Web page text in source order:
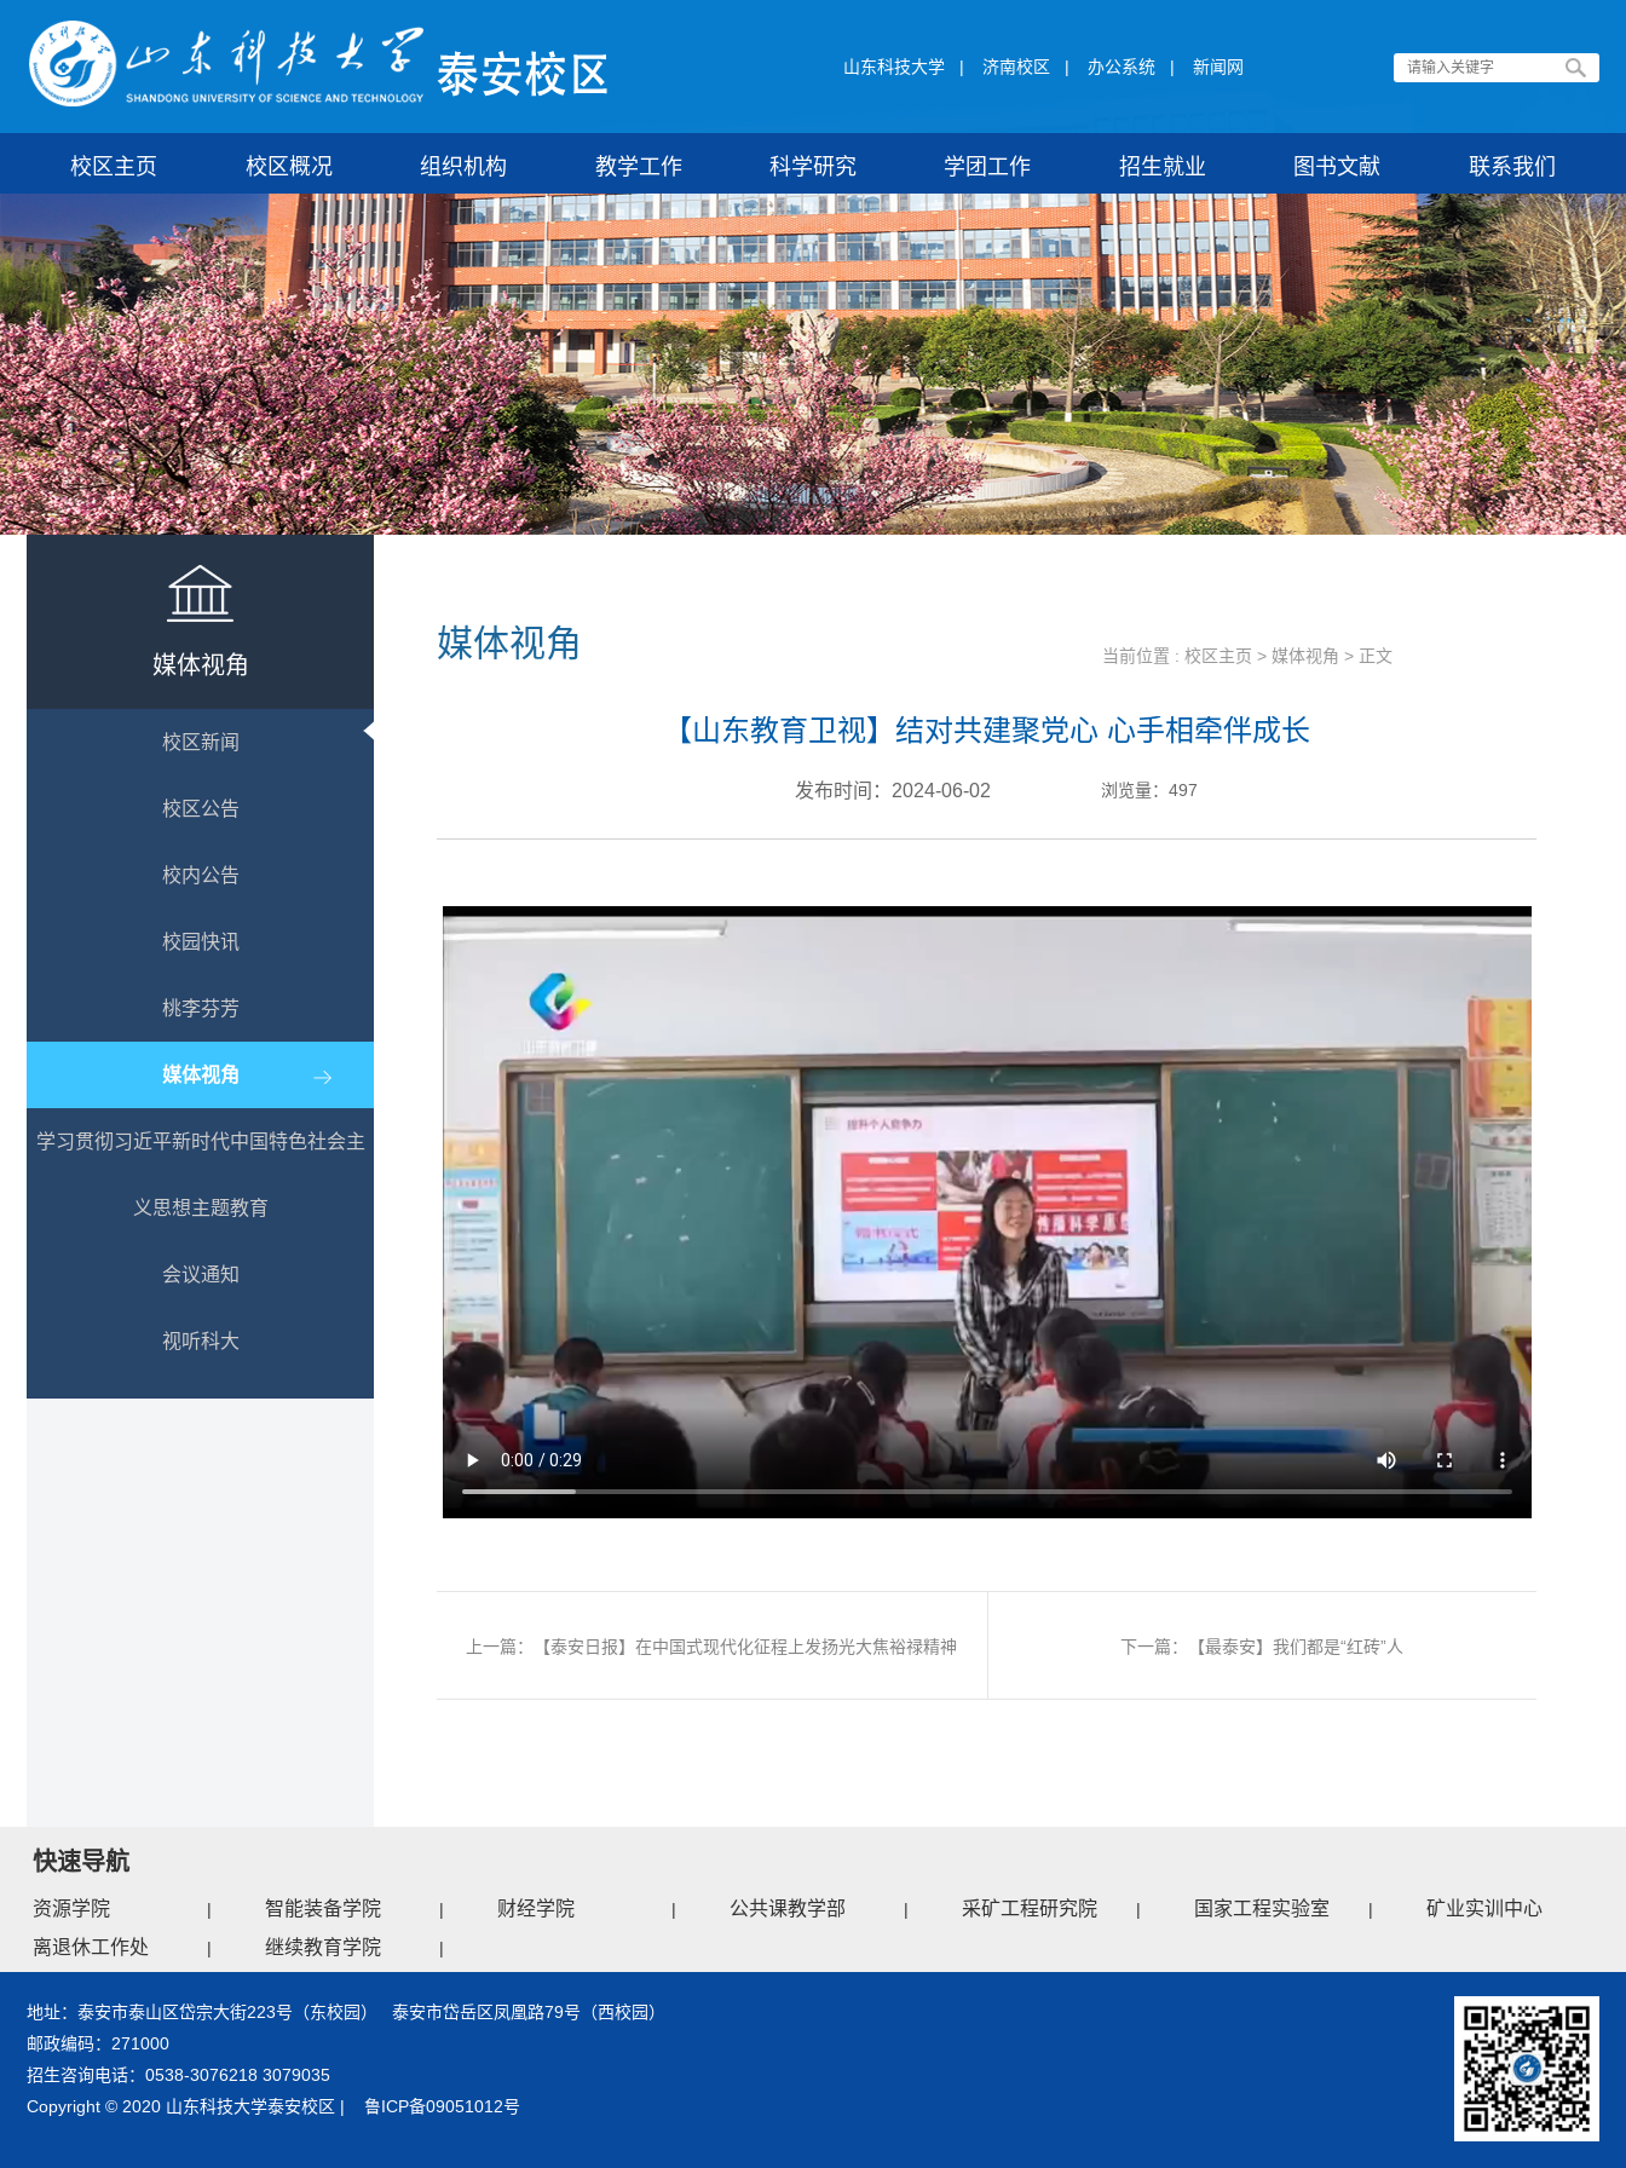
山东科技大学 | 济南校区 | 办公系统 | 新闻网
校区主页 校区概况 组织机构 教学工作 科学研究 学团工作 招生就业 图书文献 联系我们
媒体视角
校区新闻
校区公告
校内公告
校园快讯
桃李芬芳
媒体视角
学习贯彻习近平新时代中国特色社会主
义思想主题教育
会议通知
视听科大
媒体视角 当前位置 : 校区主页 > 媒体视角 > 正文
【山东教育卫视】结对共建聚党心 心手相牵伴成长
发布时间：2024-06-02 浏览量： 497
上一篇：【泰安日报】在中国式现代化征程上发扬光大焦裕禄精神 下一篇：【最泰安】我们都是“红砖”人
快速导航
资源学院 | 智能装备学院 | 财经学院 | 公共课教学部 | 采矿工程研究院 | 国家工程实验室 |
矿业实训中心
离退休工作处
| 继续教育学院 |
地址：泰安市泰山区岱宗大街223号（东校园） 泰安市岱岳区凤凰路79号（西校园）
邮政编码：271000
招生咨询电话：0538-3076218 3079035
Copyright © 2020 山东科技大学泰安校区 | 鲁ICP备09051012号